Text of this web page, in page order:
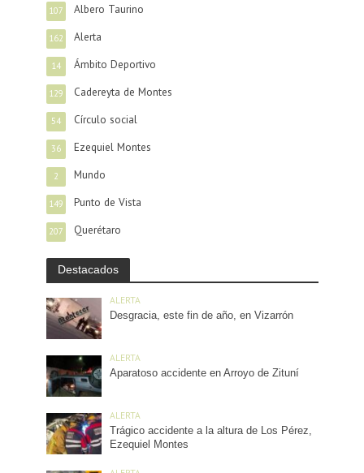
Albero Taurino
107
Alerta
162
Ámbito Deportivo
14
Cadereyta de Montes
129
Círculo social
54
Ezequiel Montes
36
Mundo
2
Punto de Vista
149
Querétaro
207
Destacados
ALERTA
Desgracia, este fin de año, en Vizarrón
ALERTA
Aparatoso accidente en Arroyo de Zituní
ALERTA
Trágico accidente a la altura de Los Pérez,
Ezequiel Montes